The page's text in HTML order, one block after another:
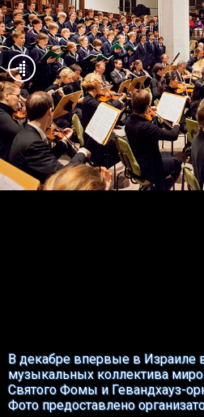
В декабре впервые в Израиле
музыкальных коллектива
Святого Фомы и Гевандхауз-
Фото предоставлено